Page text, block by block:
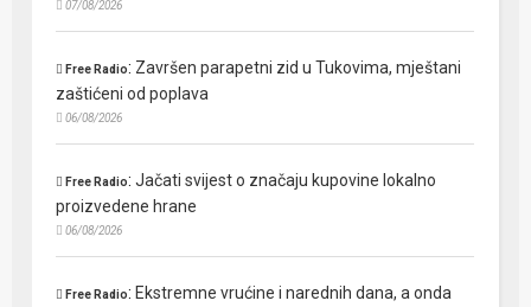
07/08/2026
Free Radio: Završen parapetni zid u Tukovima, mještani
zaštićeni od poplava
06/08/2026
Free Radio:Jačati svijest o značaju kupovine lokalno
proizvedene hrane
06/08/2026
Free Radio: Ekstremne vrućine i narednih dana, a onda